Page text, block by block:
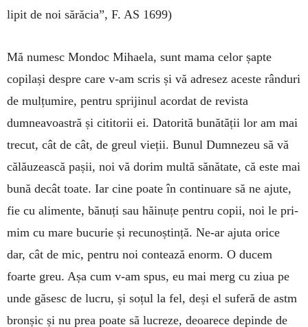
lipit de noi sărăcia”, F. AS 1699)
Mă numesc Mondoc Mihaela, sunt mama celor șapte
copilași despre care v-am scris și vă adresez aceste rânduri
de mulțumire, pentru spri­jinul acordat de revista
dumneavoastră și cititorii ei. Datorită bunătății lor am mai
trecut, cât de cât, de greul vieții. Bunul Dumnezeu să vă
călău­zească pașii, noi vă dorim multă sănătate, că este mai
bu­­nă de­cât toa­te. Iar cine poa­te în con­ti­nuare să ne ajute,
fie cu ali­men­te, bă­nuți sau hăi­nu­țe pen­tru copii, noi le pri­
mim cu ma­­re bucurie și recunoș­tin­ță. Ne-ar ajuta orice
dar, cât de mic, pentru noi contează enorm. O du­cem
foarte greu. Așa cum v-am spus, eu mai merg cu ziua pe
unde găsesc de lucru, și soțul la fel, deși el suferă de astm
bron­șic și nu prea poate să lucreze, deoarece depinde de